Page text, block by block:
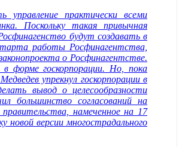
управление практически всеми
Поскольку такая привычная
будут создавать в
работы Росфинагентства,
о Росфинагентстве.
форме госкорпорации. Но, пока
упрекнул госкорпорации в
вывод о целесообразности
большинство согласований на
намеченное на 17
новой версии многострадального